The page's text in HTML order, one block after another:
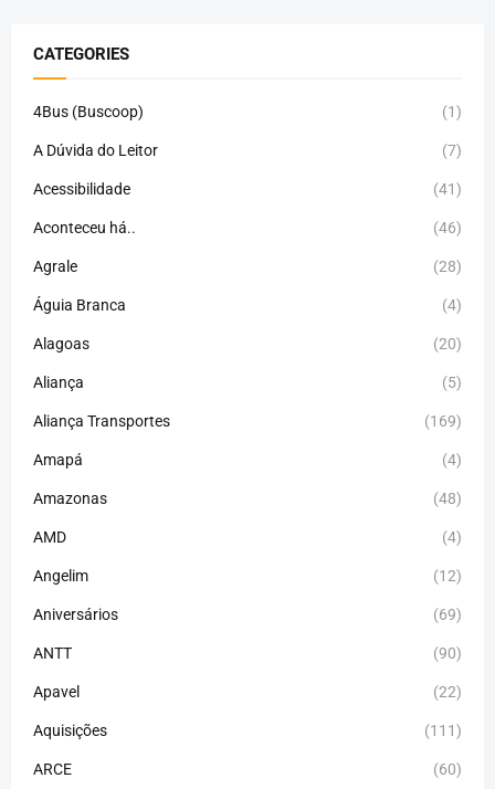
CATEGORIES
4Bus (Buscoop) (1)
A Dúvida do Leitor (7)
Acessibilidade (41)
Aconteceu há.. (46)
Agrale (28)
Águia Branca (4)
Alagoas (20)
Aliança (5)
Aliança Transportes (169)
Amapá (4)
Amazonas (48)
AMD (4)
Angelim (12)
Aniversários (69)
ANTT (90)
Apavel (22)
Aquisições (111)
ARCE (60)